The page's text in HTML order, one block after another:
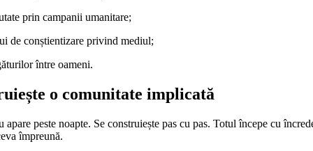
prin campanii umanitare;
de conștientizare privind mediul;
între oameni.
o comunitate implicată
apare peste noapte. Se construiește pas cu pas. Totul începe cu
împreună.